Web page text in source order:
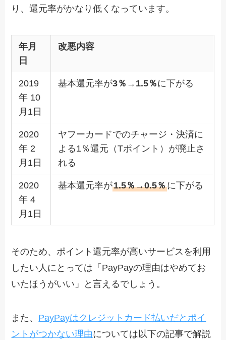
り、還元率がかなり低くなっています。
年月
日
改悪内容
2019
年 10
月1日
基本還元率が3％ → 1.5％に下がる
2020
年 2
月1日
ヤフーカードでのチャージ・決済に
よる1％還元（Tポイント）が廃止さ
れる
2020
年 4
月1日
基本還元率が1.5％→0.5％に下がる
そのため、ポイント還元率が高いサービスを利用
したい人にとっては「PayPayの理由はやめてお
いたほうがいい」と言えるでしょう。
また、 PayPayはクレジットカード払いだとポイ
ントがつかない理由については以下の記事で解説